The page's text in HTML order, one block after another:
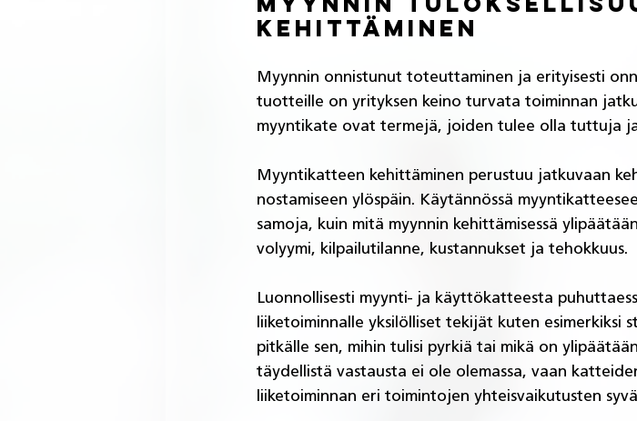
kehittäminen
Myynnin onnistunut toteuttaminen ja erityisesti
tuotteille on yrityksen keino turvata toiminnan
myyntikate ovat termejä, joiden tulee olla tuttuja ja
Myyntikatteen kehittäminen perustuu jatkuvaan
nostamiseen ylöspäin. Käytännössä
samoja, kuin mitä myynnin kehittämisessä
volyymi, kilpailutilanne, kustannukset ja tehokkuus.
Luonnollisesti myynti- ja käyttökatteesta
liiketoiminnalle yksilölliset tekijät kuten
pitkälle sen, mihin tulisi pyrkiä tai mikä on
täydellistä vastausta ei ole olemassa, vaan
liiketoiminnan eri toimintojen yhteisvaikutusten